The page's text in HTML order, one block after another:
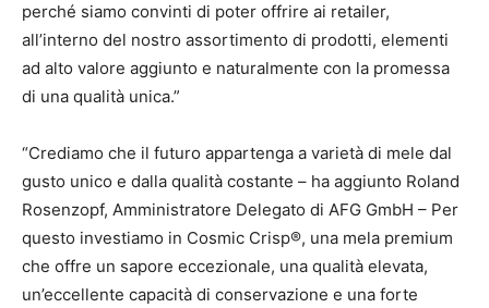
perché siamo convinti di poter offrire ai retailer,
all’interno del nostro assortimento di prodotti, elementi
ad alto valore aggiunto e naturalmente con la promessa
di una qualità unica.”
“Crediamo che il futuro appartenga a varietà di mele dal
gusto unico e dalla qualità costante – ha aggiunto Roland
Rosenzopf, Amministratore Delegato di AFG GmbH – Per
questo investiamo in Cosmic Crisp®, una mela premium
che offre un sapore eccezionale, una qualità elevata,
un’eccellente capacità di conservazione e una forte